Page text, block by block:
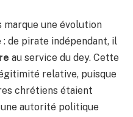
marque une évolution
de pirate indépendant, il
au service du dey. Cette
relative, puisque
chrétiens étaient
autorité politique